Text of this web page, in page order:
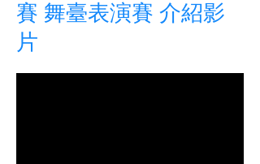
賽 舞臺表演賽 介紹影
片